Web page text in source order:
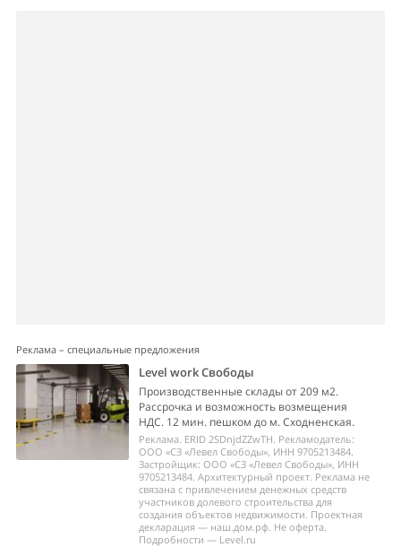
Реклама – специальные предложения
Level work Свободы
Производственные склады от 209 м2.
Рассрочка и возможность возмещения
НДС. 12 мин. пешком до м. Сходненская.
Реклама. ERID 2SDnjdZZwTH. Рекламодатель:
ООО «СЗ «Левел Свободы», ИНН 9705213484.
Застройщик: ООО «СЗ «Левел Свободы», ИНН
9705213484. Архитектурный проект. Реклама не
связана с привлечением денежных средств
участников долевого строительства для
создания объектов недвижимости. Проектная
декларация — наш.дом.рф. Не оферта.
Подробности — Level.ru